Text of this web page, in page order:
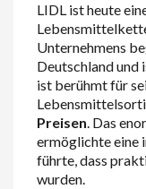
LIDL ist heute
Unternehmens
Deutschland und
ist berühmt für
Preisen. Das
ermöglichte eine
führte, dass
wurden.